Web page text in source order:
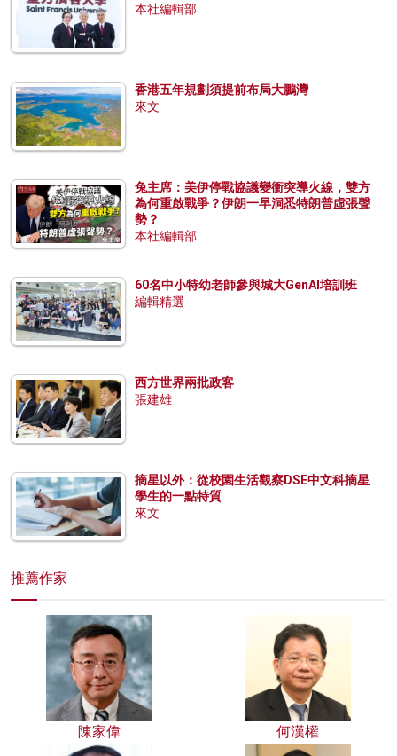
本社編輯部
香港五年規劃須提前布局大鵬灣
來文
兔主席：美伊停戰協議變衝突導火線，雙方
為何重啟戰爭？伊朗一早洞悉特朗普虛張聲
勢？
本社編輯部
60名中小特幼老師參與城大GenAI培訓班
編輯精選
西方世界兩批政客
張建雄
摘星以外：從校園生活觀察DSE中文科摘星
學生的一點特質
來文
推薦作家
陳家偉 何漢權